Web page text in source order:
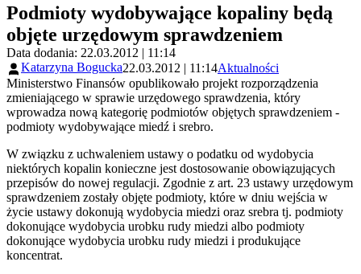
Podmioty wydobywające kopaliny będą
objęte urzędowym sprawdzeniem
Data dodania: 22.03.2012 | 11:14
Katarzyna Bogucka22.03.2012 | 11:14Aktualności
Ministerstwo Finansów opublikowało projekt rozporządzenia
zmieniającego w sprawie urzędowego sprawdzenia, który
wprowadza nową kategorię podmiotów objętych sprawdzeniem -
podmioty wydobywające miedź i srebro.
W związku z uchwaleniem ustawy o podatku od wydobycia
niektórych kopalin konieczne jest dostosowanie obowiązujących
przepisów do nowej regulacji. Zgodnie z art. 23 ustawy urzędowym
sprawdzeniem zostały objęte podmioty, które w dniu wejścia w
życie ustawy dokonują wydobycia miedzi oraz srebra tj. podmioty
dokonujące wydobycia urobku rudy miedzi albo podmioty
dokonujące wydobycia urobku rudy miedzi i produkujące
koncentrat.